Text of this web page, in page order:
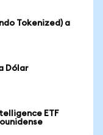
Tokenized) a
Dólar
ETF